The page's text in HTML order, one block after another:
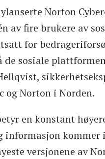
Norton
av fire brukere av
for
de sosiale
og Norton i Norden.
en konstant
informasjon kommer
versjonene av